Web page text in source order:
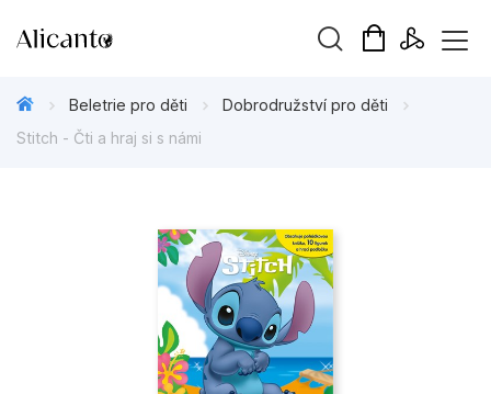
Připravujeme
Tipy redakce
Beletrie pro děti
Dobrodružství pro děti
Stitch - Čti a hraj si s námi